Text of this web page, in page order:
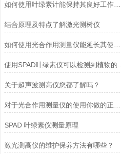
如何使用叶绿素计能保持其良好工作状态？
结合原理及特点了解激光测树仪
关于超声波测高仪您都了解吗？
SPAD 叶绿素仪测量原理
激光测高仪的维护保养方法有哪些？